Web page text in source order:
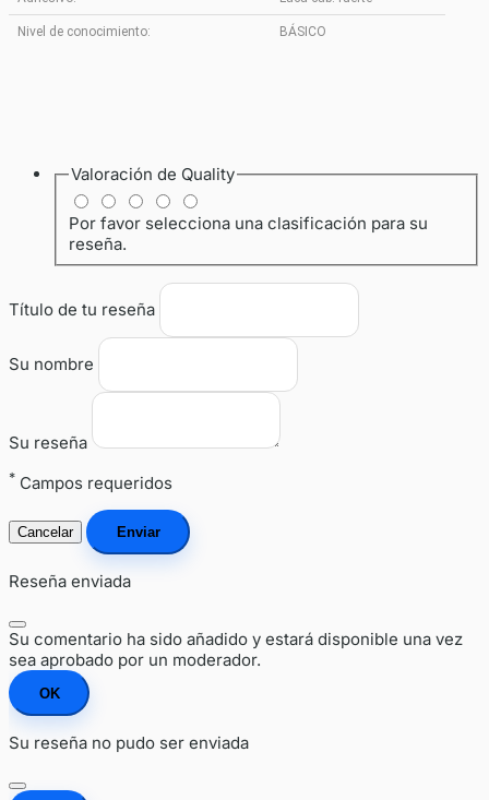
Nivel de conocimiento: BÁSICO
Valoración de Quality
Por favor selecciona una clasificación para su
reseña.
Título de tu reseña
Su nombre
Su reseña
* Campos requeridos
Cancelar Enviar
Reseña enviada
Su comentario ha sido añadido y estará disponible una vez
sea aprobado por un moderador.
OK
Su reseña no pudo ser enviada